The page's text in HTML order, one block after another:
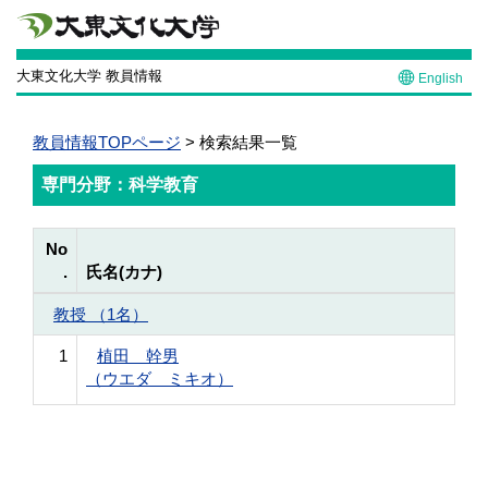
大東文化大学 教員情報 English
教員情報TOPページ > 検索結果一覧
専門分野：科学教育
No
.
氏名(カナ)
教授 （1名）
1
植田 幹男
（ウエダ ミキオ）